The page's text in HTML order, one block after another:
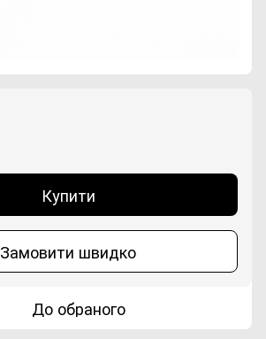
Купити
Замовити швидко
До обраного